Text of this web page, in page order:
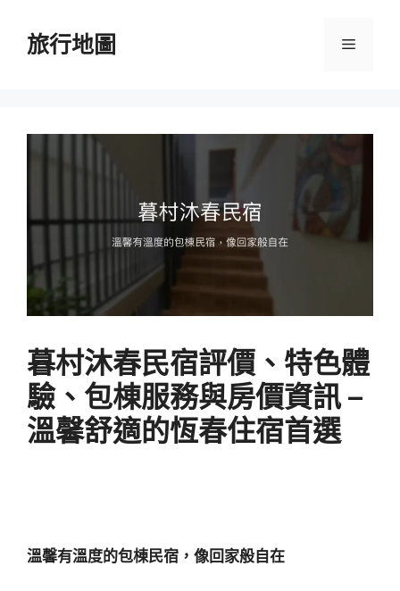
旅行地圖 選
暮村沐春民宿評價、特色體
驗、包棟服務與房價資訊 –
溫馨舒適的恆春住宿首選
溫馨有溫度的包棟民宿，像回家般自在